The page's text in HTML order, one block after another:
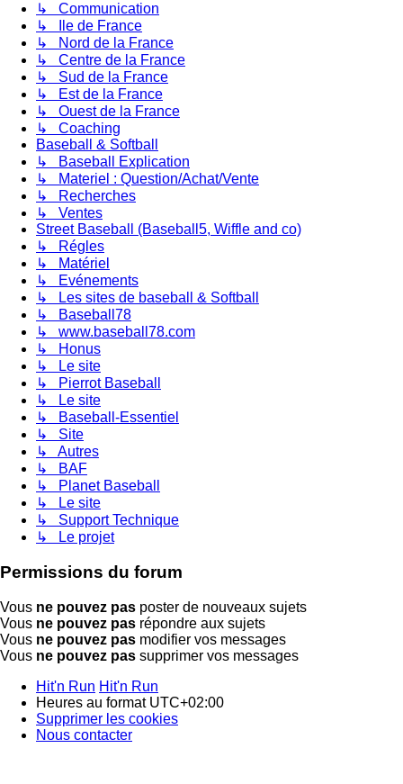
↳ Communication
↳ Ile de France
↳ Nord de la France
↳ Centre de la France
↳ Sud de la France
↳ Est de la France
↳ Ouest de la France
↳ Coaching
Baseball & Softball
↳ Baseball Explication
↳ Materiel : Question/Achat/Vente
↳ Recherches
↳ Ventes
Street Baseball (Baseball5, Wiffle and co)
↳ Régles
↳ Matériel
↳ Evénements
↳ Les sites de baseball & Softball
↳ Baseball78
↳ www.baseball78.com
↳ Honus
↳ Le site
↳ Pierrot Baseball
↳ Le site
↳ Baseball-Essentiel
↳ Site
↳ Autres
↳ BAF
↳ Planet Baseball
↳ Le site
↳ Support Technique
↳ Le projet
Permissions du forum
Vous ne pouvez pas poster de nouveaux sujets
Vous ne pouvez pas répondre aux sujets
Vous ne pouvez pas modifier vos messages
Vous ne pouvez pas supprimer vos messages
Hit'n Run Hit'n Run
Heures au format UTC+02:00
Supprimer les cookies
Nous contacter